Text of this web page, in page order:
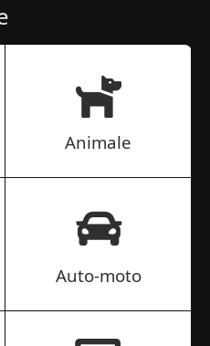
Animale
Auto-moto